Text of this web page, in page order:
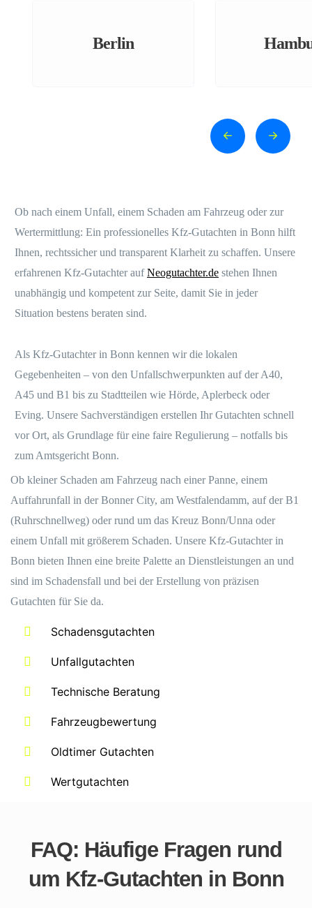
Berlin
Ob nach einem Unfall, einem Schaden am Fahrzeug oder zur
Wertermittlung: Ein professionelles Kfz-Gutachten in Bonn hilft
Ihnen, rechtssicher und transparent Klarheit zu schaffen. Unsere
erfahrenen Kfz-Gutachter aufNeogutachter.de stehen Ihnen
unabhängig und kompetent zur Seite, damit Sie in jeder
Situation bestens beraten sind.
Als Kfz-Gutachter in Bonn kennen wir die lokalen
Gegebenheiten – von den Unfallschwerpunkten auf der A40,
A45 und B1 bis zu Stadtteilen wie Hörde, Aplerbeck oder
Eving. Unsere Sachverständigen erstellen Ihr Gutachten schnell
vor Ort, als Grundlage für eine faire Regulierung – notfalls bis
zum Amtsgericht Bonn.
Ob kleiner Schaden am Fahrzeug nach einer Panne, einem
Auffahrunfall in der Bonner City, am Westfalendamm, auf der B1
(Ruhrschnellweg) oder rund um das Kreuz Bonn/Unna oder
einem Unfall mit größerem Schaden. Unsere Kfz-Gutachter in
Bonn bieten Ihnen eine breite Palette an Dienstleistungen an und
sind im Schadensfall und bei der Erstellung von präzisen
Gutachten für Sie da.
Schadensgutachten
Unfallgutachten
Technische Beratung
Fahrzeugbewertung
Oldtimer Gutachten
Wertgutachten
FAQ: Häufige Fragen rund
um Kfz-Gutachten in Bonn